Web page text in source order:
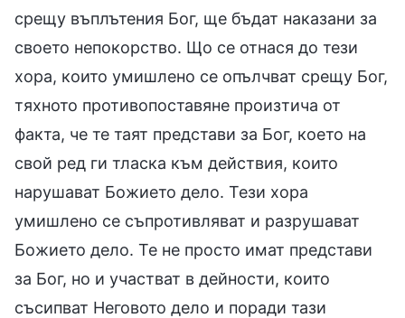
срещу въплътения Бог, ще бъдат наказани за
своето непокорство. Що се отнася до тези
хора, които умишлено се опълчват срещу Бог,
тяхното противопоставяне произтича от
факта, че те таят представи за Бог, което на
свой ред ги тласка към действия, които
нарушават Божието дело. Тези хора
умишлено се съпротивляват и разрушават
Божието дело. Те не просто имат представи
за Бог, но и участват в дейности, които
съсипват Неговото дело и поради тази